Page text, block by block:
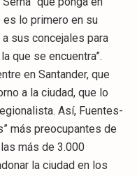
lo primero en su
a sus concejales para
que se encuentra”.
en Santander, que
a la ciudad, que lo
Así, Fuentes-
más preocupantes de
más de 3.000
la ciudad en los